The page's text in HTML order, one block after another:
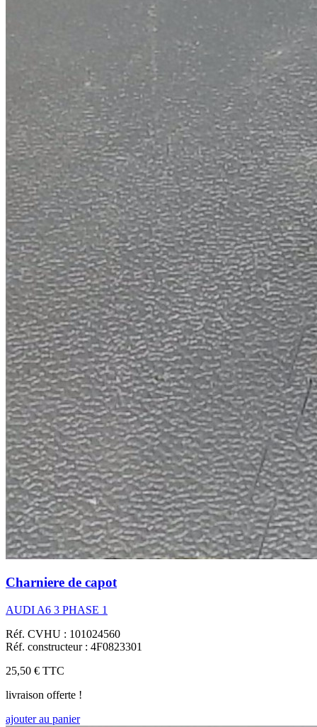
Charniere de capot
AUDI A6 3 PHASE 1
Réf. CVHU : 101024560
Réf. constructeur : 4F0823301
25,50 € TTC
livraison offerte !
ajouter au panier